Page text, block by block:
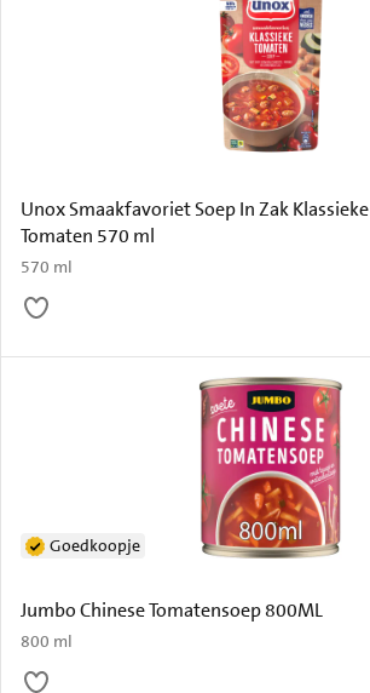
Unox Smaakfavoriet Soep In Zak Klassieke
Tomaten 570 ml
570 ml
Jumbo Chinese Tomatensoep 800ML
800 ml
Goedkoopje